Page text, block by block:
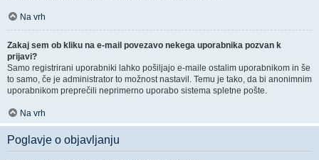
Na vrh
Zakaj sem ob kliku na e-mail povezavo nekega uporabnika pozvan k
prijavi?
Samo registrirani uporabniki lahko pošiljajo e-maile ostalim uporabnikom in še
to samo, če je administrator to možnost nastavil. Temu je tako, da bi anonimnim
uporabnikom preprečili neprimerno uporabo sistema spletne pošte.
Na vrh
Poglavje o objavljanju